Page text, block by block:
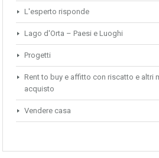
L'esperto risponde
Lago d'Orta – Paesi e Luoghi
Progetti
Rent to buy e affitto con riscatto e altri
acquisto
Vendere casa